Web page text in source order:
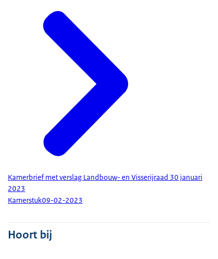
Kamerbrief met verslag Landbouw- en Visserijraad 30 januari
2023
Kamerstuk09-02-2023
Hoort bij